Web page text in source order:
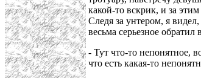
какой-то вскрик, и за
Следя за унтером, я
весьма серьезное обратил
- Тут что-то непонятное,
что есть какая-то